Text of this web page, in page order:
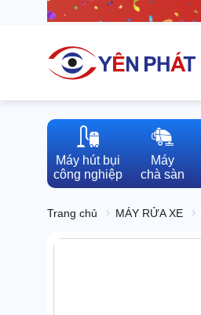
Máy hút bụi
công nghiệp
Máy
chà sàn
Trang chủ MÁY RỬA XE